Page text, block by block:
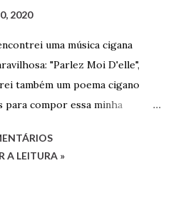
2020
uma música cigana
"Parlez Moi D'elle",
também um poema cigano
para compor essa minha
o vídeo com a música e o
ao vídeo e leiam o poema. São
A LEITURA »